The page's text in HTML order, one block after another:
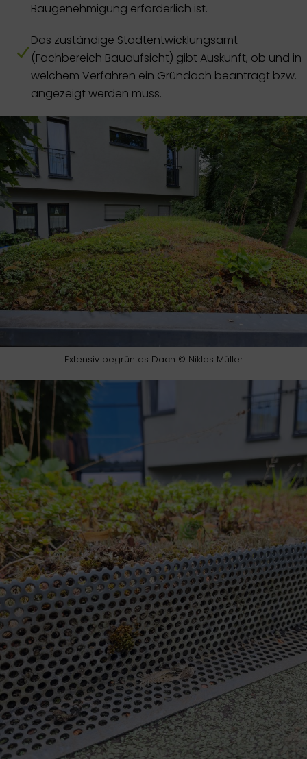
Baugenehmigung erforderlich ist.
Das zuständige Stadtentwicklungsamt
(Fachbereich Bauaufsicht) gibt Auskunft, ob und in
welchem Verfahren ein Gründach beantragt bzw.
angezeigt werden muss.
Extensiv begrüntes Dach © Niklas Müller